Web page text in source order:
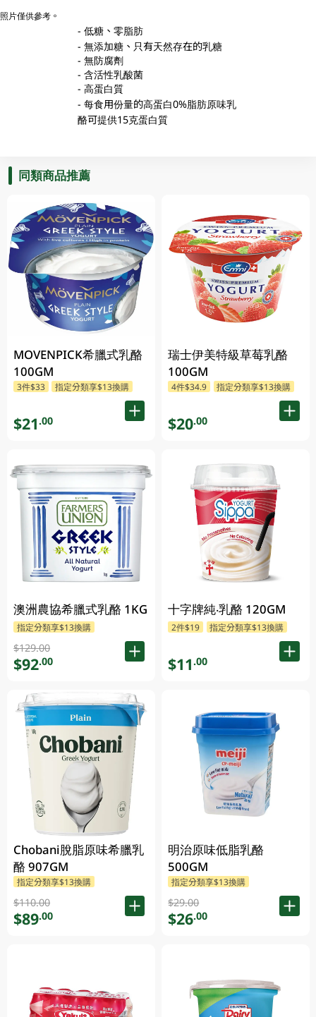
照片僅供參考。
- 低糖、零脂肪
- 無添加糖、只有天然存在的乳糖
- 無防腐劑
- 含活性乳酸菌
- 高蛋白質
- 每食用份量的高蛋白0%脂肪原味乳
酪可提供15克蛋白質
同類商品推薦
MOVENPICK希臘式乳酪
100GM
3件$33 指定分類享$13換購
$21.00
澳洲農協希臘式乳酪 1KG
指定分類享$13換購
$129.00
$92.00
Chobani脫脂原味希臘乳
酪 907GM
指定分類享$13換購
$110.00
$89.00
瑞士伊美特級草莓乳酪
100GM
4件$34.9 指定分類享$13換購
$20.00
十字牌純‧乳酪 120GM
2件$19 指定分類享$13換購
$11.00
明治原味低脂乳酪
500GM
指定分類享$13換購
$29.00
$26.00